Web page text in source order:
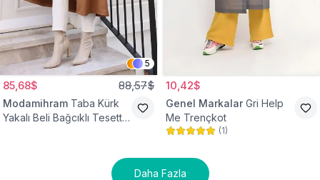
5
85,68$ 88,57$
Modamihram Taba Kürk
Yakalı Beli Bağcıklı Tesettür
10,42$
Genel Markalar Gri Help
Me Trençkot
(1)
Daha Fazla